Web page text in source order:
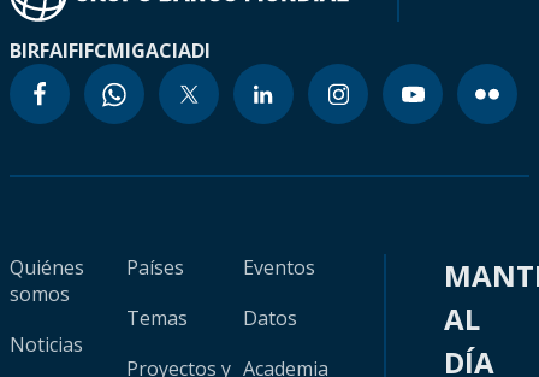
BIRFAIFIFCMIGACIADI
Quiénes
somos
Noticias
Países
Temas
Proyectos y
Eventos
Datos
Academia
AL
DÍA